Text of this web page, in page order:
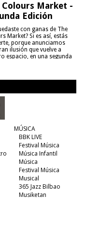
Colours Market -
Edición
con ganas de The
Market? Si es así, estás
porque anunciamos
ilusión que vuelve a
espacio, en una segunda
MÚSICA
BBK LIVE
Festival Música
Música Infantil
Música
Festival Música
Musical
365 Jazz Bilbao
Musiketan